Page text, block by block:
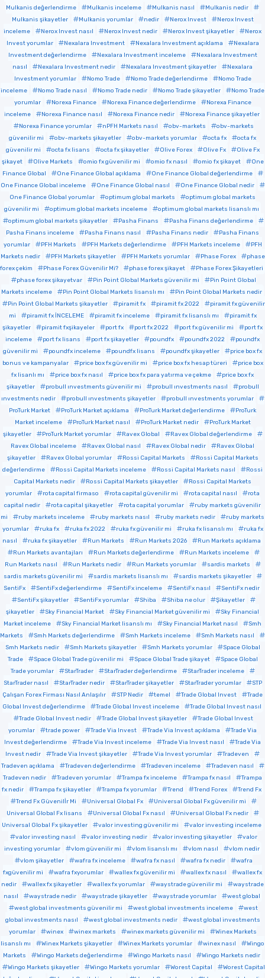
Mulkanis değerlendirme
Mulkanis inceleme Mulkanis nasıl
Mulkanis nedir
Mulkanis şikayetler
Mulkanis yorumlar nedir Nerox Invest
Nerox Invest
inceleme
Nerox Invest nasıl Nerox Invest nedir Nerox Invest şikayetler
Nerox
Invest yorumlar
Nexalara Investment Nexalara Investment açıklama
Nexalara
Investment değerlendirme
Nexalara Investment inceleme
Nexalara Investment
nasıl
Nexalara Investment nedir Nexalara Investment şikayetler
Nexalara
Investment yorumlar
Nomo Trade Nomo Trade değerlendirme
Nomo Trade
inceleme
Nomo Trade nasıl Nomo Trade nedir Nomo Trade şikayetler
Nomo Trade
yorumlar
Norexa Finance Norexa Finance değerlendirme
Norexa Finance
inceleme
Norexa Finance nasıl Norexa Finance nedir
Norexa Finance şikayetler
Norexa Finance yorumlar
nPFH Markets nasıl obv-markets
obv-markets
güvenilir mi
obv-markets şikayetler obv-markets yorumlar octa fx
octa fx
güvenilir mi
octa fx lisans octa fx şikayetler Olive Forex Olive Fx
Olive Fx
şikayet
Olive Markets omio fx güvenilir mi omio fx nasıl omio fx şikayet
One
Finance Global
One Finance Global açıklama
One Finance Global değerlendirme
One Finance Global inceleme
One Finance Global nasıl
One Finance Global nedir
One Finance Global yorumlar
optimum global markets
optimum global markets
güvenilir mi
optimum global markets inceleme
optimum global markets lisanslı mı
optimum global markets şikayetler
Pasha Finans
Pasha Finans değerlendirme
Pasha Finans inceleme
Pasha Finans nasıl Pasha Finans nedir
Pasha Finans
yorumlar
PFH Markets PFH Markets değerlendirme PFH Markets inceleme
PFH
Markets nedir
PFH Markets şikayetler PFH Markets yorumlar Phase Forex
phase
forex çekim
Phase Forex Güvenilir Mi? phase forex şikayet
Phase Forex Şikayetleri
phase forex şikayetvar
Pin Point Global Markets güvenilir mi
Pin Point Global
Markets inceleme
Pin Point Global Markets lisanslı mı
Pin Point Global Markets nedir
Pin Point Global Markets şikayetler
piramit fx piramit fx 2022
piramit fx güvenilir
mi
piramit fx İNCELEME piramit fx inceleme piramit fx lisanslı mı
piramit fx
şikayetler
piramit fxşikayeler port fx port fx 2022 port fx güvenilir mi
port fx
inceleme
port fx lisans port fx şikayetler poundfx poundfx 2022
poundfx
güvenilir mi
poundfx inceleme poundfx lisans poundfx şikayetler
price box fx
bonus ve kampanyalar
price box fx güvenilir mi price box fx hesap türeri
price box
fx lisanlı mı
price box fx nasıl price box fx para yatırma ve çekme
price box fx
şikayetler
probull ınvestments güvenilir mi probull ınvestments nasıl
probull
ınvestments nedir
probull ınvestments şikayetler
probull ınvestments yorumlar
ProTurk Market
ProTurk Market açıklama ProTurk Market değerlendirme
ProTurk
Market inceleme
ProTurk Market nasıl ProTurk Market nedir
ProTurk Market
şikayetler
ProTurk Market yorumlar Ravex Global
Ravex Global değerlendirme
Ravex Global inceleme
Ravex Global nasıl Ravex Global nedir
Ravex Global
şikayetler
Ravex Global yorumlar Rossi Capital Markets
Rossi Capital Markets
değerlendirme
Rossi Capital Markets inceleme Rossi Capital Markets nasıl
Rossi
Capital Markets nedir
Rossi Capital Markets şikayetler
Rossi Capital Markets
yorumlar
rota capital firmaso rota capital güvenilir mi rota capital nasıl
rota
capital nedir
rota capital şikayetler rota capital yorumlar
ruby markets güvenilir
mi
ruby markets inceleme ruby markets nasıl ruby markets nedir
ruby markets
yorumlar
ruka fx ruka fx 2022 ruka fx güvenilir mi ruka fx lisanslı mı
ruka fx
nasıl
ruka fx şikayetler Run Markets Run Markets 2026
Run Markets açıklama
Run Markets avantajları
Run Markets değerlendirme
Run Markets inceleme
Run Markets nasıl
Run Markets nedir Run Markets yorumlar
sardis markets
sardis markets güvenilir mi
sardis markets lisanslı mı
sardis markets şikayetler
SentiFx
SentiFx değerlendirme SentiFx inceleme SentiFx nasıl
SentiFx nedir
SentiFx şikayetler
SentiFx yorumlar Shiba Shiba ne olur
Şikayetler
şikayetler
Sky Financial Market Sky Financial Market güvenilir mi
Sky Financial
Market inceleme
Sky Financial Market lisanslı mı Sky Financial Market nasıl
Smh
Markets
Smh Markets değerlendirme Smh Markets inceleme
Smh Markets nasıl
Smh Markets nedir
Smh Markets şikayetler Smh Markets yorumlar
Space Global
Trade
Space Global Trade güvenilir mi Space Global Trade şikayet
Space Global
Trade yorumlar
StarTrader StarTrader değerlendirme
StarTrader inceleme
StarTrader nasıl
StarTrader nedir StarTrader şikayetler StarTrader yorumlar
STP
Çalışan Forex Firması Nasıl Anlaşılır
STP Nedir temel Trade Global Invest
Trade
Global Invest değerlendirme
Trade Global Invest inceleme
Trade Global Invest nasıl
Trade Global Invest nedir
Trade Global Invest şikayetler
Trade Global Invest
yorumlar
trade power Trade Via Invest Trade Via Invest açıklama
Trade Via
Invest değerlendirme
Trade Via Invest inceleme Trade Via Invest nasıl
Trade Via
Invest nedir
Trade Via Invest şikayetler Trade Via Invest yorumlar
Tradeven
Tradeven açıklama
Tradeven değerlendirme Tradeven inceleme
Tradeven nasıl
Tradeven nedir
Tradeven yorumlar Trampa fx inceleme Trampa fx nasıl
Trampa
fx nedir
Trampa fx şikayetler Trampa fx yorumlar Trend Trend Forex
Trend Fx
Trend Fx Güvenilİr Mi
Universal Global Fx
Universal Global Fx güvenilir mi
Universal Global Fx lisans
Universal Global Fx nasıl
Universal Global Fx nedir
Universal Global Fx şikayetler
valor investing güvenilir mi
valor investing inceleme
valor investing nasıl
valor investing nedir valor investing şikayetler
valor
investing yorumlar
vlom güvenilir mi vlom lisanslı mı vlom nasıl
vlom nedir
vlom şikayetler
wafra fx inceleme wafra fx nasıl wafra fx nedir
wafra
fxgüvenilir mi
wafra fxyorumlar wallex fx güvenilir mi wallex fx nasıl
wallex fx
nedir
wallex fx şikayetler wallex fx yorumlar waystrade güvenilir mi
waystrade
nasıl
waystrade nedir waystrade şikayetler waystrade yorumlar
west global
west global investments güvenilir mi
west global investments inceleme
west
global investments nasıl
west global investments nedir
west global investments
yorumlar
winex winex markets winex markets güvenilir mi
Winex Markets
lisanslı mı
Winex Markets şikayetler Winex Markets yorumlar winex nasıl
Wingo
Markets
Wingo Markets değerlendirme Wingo Markets nasıl
Wingo Markets nedir
Wingo Markets şikayetler
Wingo Markets yorumlar Worest Capital
Worest Capital